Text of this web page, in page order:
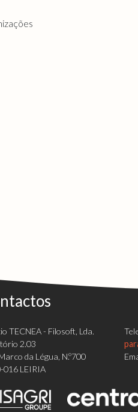
TECNEA - Filosoft, Lda.
2.03
da Légua, N.º700
016 LEIRIA